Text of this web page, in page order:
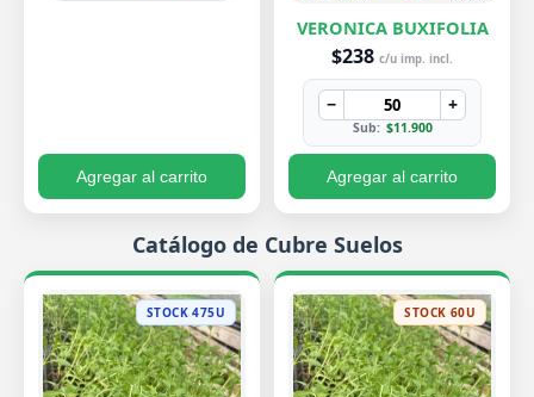
Agregar al carrito
VERONICA BUXIFOLIA
$238 c/u imp. incl.
− +
Sub: $11.900
Agregar al carrito
Catálogo de Cubre Suelos
STOCK 475U STOCK 60U